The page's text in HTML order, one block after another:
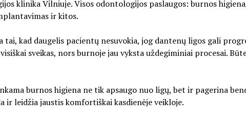
klinika Vilniuje. Visos odontologijos paslaugos: burnos
ir kitos.
tai, kad daugelis pacientų nesuvokia, jog dantenų ligos gali
sveikas, nors burnoje jau vyksta uždegiminiai procesai.
burnos higiena ne tik apsaugo nuo ligų, bet ir pagerina
ir leidžia jaustis komfortiškai kasdienėje veikloje.